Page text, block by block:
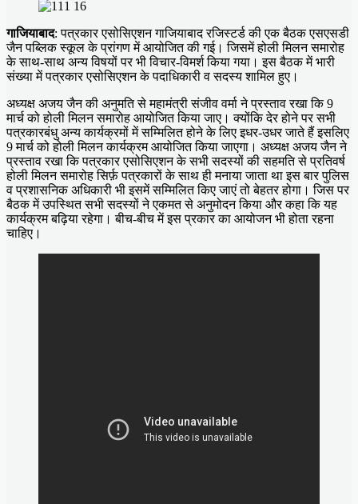
गाजियाबाद: पत्रकार एसोसिएशन गाजियाबाद रजिस्टर्ड की एक बैठक एसएसडी
जैन पब्लिक स्कूल के प्रांगण में आयोजित की गई। जिसमें होली मिलन समारोह
के साथ-साथ अन्य विषयों पर भी विचार-विमर्श किया गया। इस बैठक में भारी
संख्या में पत्रकार एसोसिएशन के पदाधिकारी व सदस्य शामिल हुए।
अध्यक्ष अजय जैन की अनुमति से महामंत्री संजीव वर्मा ने प्रस्ताव रखा कि 9
मार्च को होली मिलन समारोह आयोजित किया जाए। क्योंकि देर होने पर सभी
पत्रकारबंधु अन्य कार्यक्रमों में सम्मिलित होने के लिए इधर-उधर जाते हैं इसलिए
9 मार्च को होली मिलन कार्यक्रम आयोजित किया जाएगा। अध्यक्ष अजय जैन ने
प्रस्ताव रखा कि पत्रकार एसोसिएशन के सभी सदस्यों की सहमति से प्रतिवर्ष
होली मिलन समारोह सिर्फ़ पत्रकारों के साथ ही मनाया जाता था इस बार पुलिस
व प्रशासनिक अधिकारी भी इसमें सम्मिलित किए जाएं तो बेहतर होगा। जिस पर
बैठक में उपस्थित सभी सदस्यों ने एकमत से अनुमोदन किया और कहा कि यह
कार्यक्रम बढ़िया रहेगा। बीच-बीच में इस प्रकार का आयोजन भी होता रहना
चाहिए।